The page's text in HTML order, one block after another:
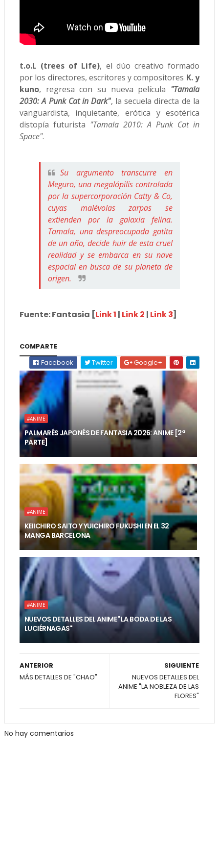
t.o.L (trees of Life), el dúo creativo formado
por los directores, escritores y compositores K. y
kuno, regresa con su nueva película "Tamala
2030: A Punk Cat in Dark", la secuela directa de la
vanguardista, inquietante, erótica y esotérica
distopía futurista "Tamala 2010: A Punk Cat in
Space".
Su argumento transcurre en
Meguro, una megalópilis controlada
por la supercorporación Catty & Co,
cuyas malévolas zarpas se
extienden por la galaxia felina.
Tamala, una despreocupada gatita
de un año, decide huir de esta cruel
realidad y se embarca en su nave
espacial en busca de su planeta de
origen.
Fuente: Fantasia [Link 1 | Link 2 | Link 3]
COMPARTE
Facebook
Twitter Google+
#ANIME
PALMARÉS JAPONÉS DE FANTASIA 2026: ANIME [2ª
PARTE]
#ANIME
KEIICHIRO SAITO Y YUICHIRO FUKUSHI EN EL 32
MANGA BARCELONA
#ANIME
NUEVOS DETALLES DEL ANIME "LA BODA DE LAS
LUCIÉRNAGAS"
SIGUIENTE
NUEVOS DETALLES DEL
ANIME "LA NOBLEZA DE LAS
FLORES"
ANTERIOR
MÁS DETALLES DE "CHAO"
No hay comentarios